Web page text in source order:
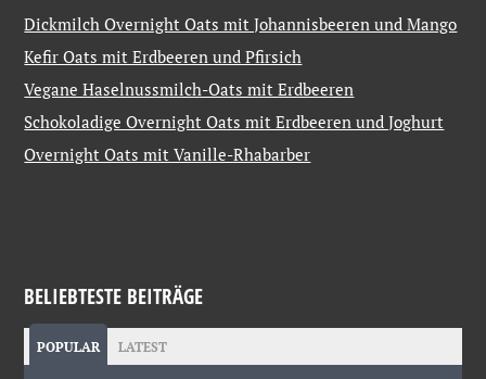
Dickmilch Overnight Oats mit Johannisbeeren und Mango
Kefir Oats mit Erdbeeren und Pfirsich
Vegane Haselnussmilch-Oats mit Erdbeeren
Schokoladige Overnight Oats mit Erdbeeren und Joghurt
Overnight Oats mit Vanille-Rhabarber
BELIEBTESTE BEITRÄGE
POPULAR LATEST